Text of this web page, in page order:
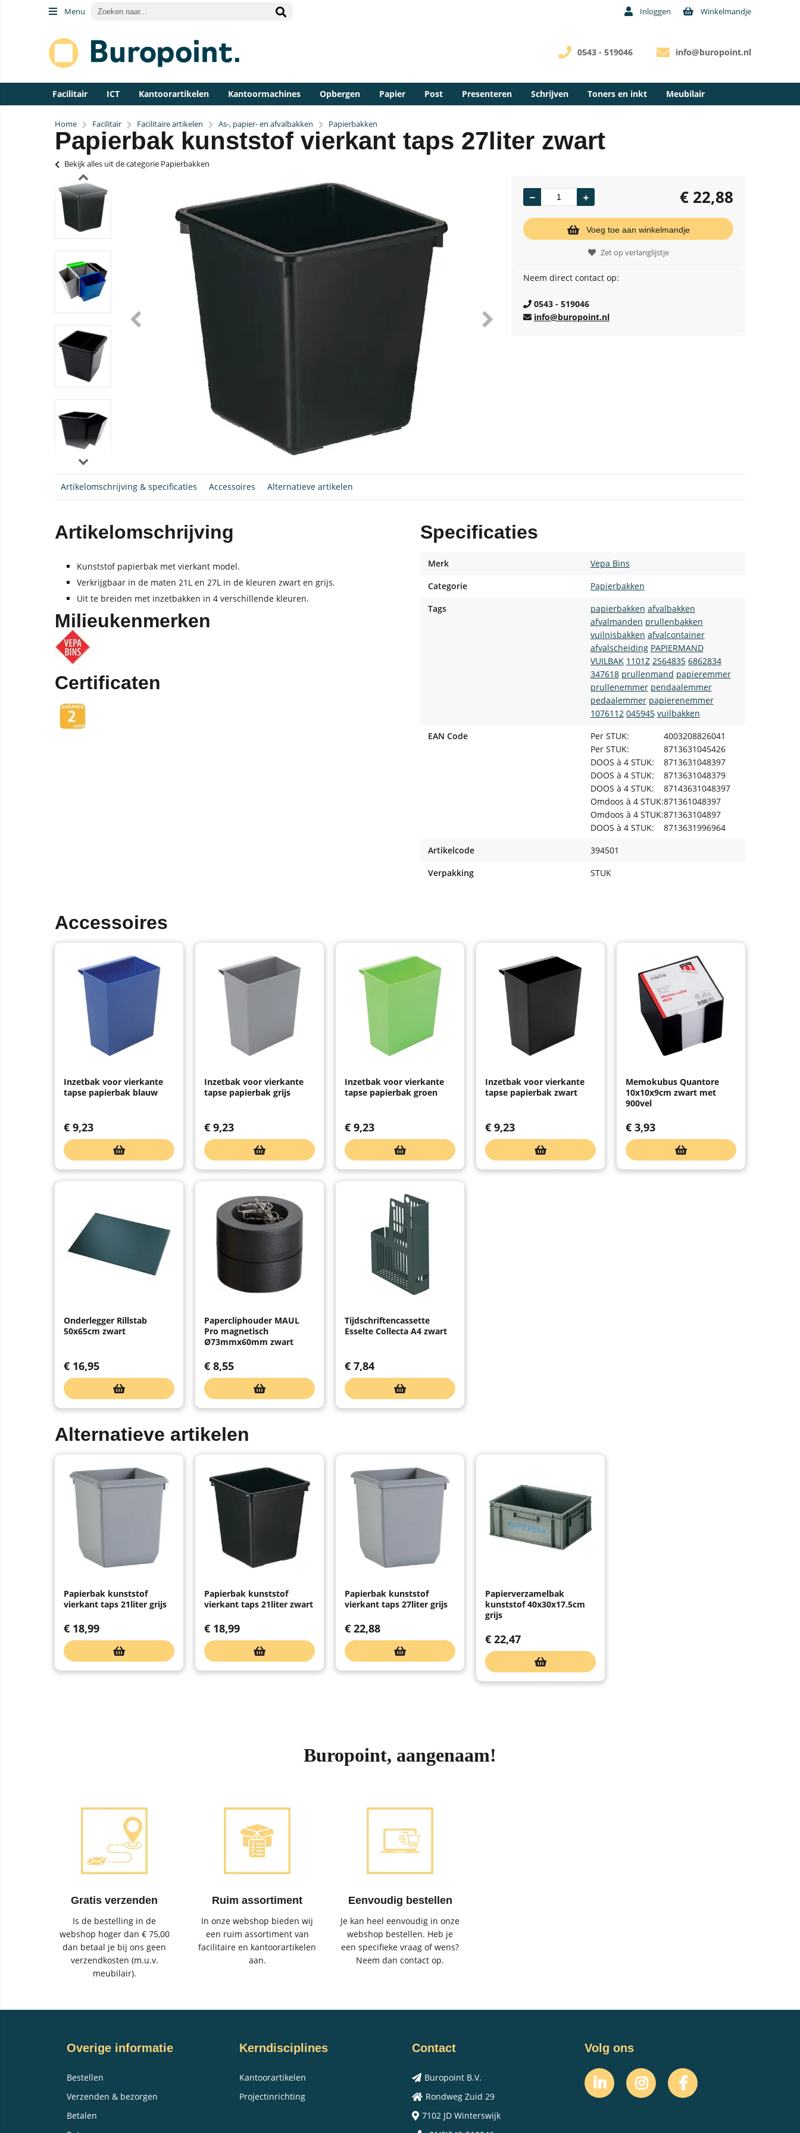
Menu Inloggen Winkelmandje
info@buropoint.nl
0543 - 519046
Facilitair ICT Kantoorartikelen Kantoormachines Opbergen Papier Post Presenteren Schrijven Toners en inkt Meubilair
Home Facilitair Facilitaire artikelen As-, papier- en afvalbakken Papierbakken
Papierbak kunststof vierkant taps 27liter zwart
Bekijk alles uit de categorie Papierbakken
€ 22,88
Voeg toe aan winkelmandje
Zet op verlanglijstje
Neem direct contact op:
0543 - 519046
info@buropoint.nl
Artikelomschrijving & specificaties Accessoires Alternatieve artikelen
Artikelomschrijving
Kunststof papierbak met vierkant model.
Verkrijgbaar in de maten 21L en 27L in de kleuren zwart en grijs.
Uit te breiden met inzetbakken in 4 verschillende kleuren.
Milieukenmerken
Certificaten
Specificaties
Merk
Vepa Bins
Categorie
Papierbakken
Tags
papierbakken afvalbakken
afvalmanden prullenbakken
vuilnisbakken afvalcontainer
afvalscheiding PAPIERMAND
VUILBAK 1101Z 2564835 6862834
347618 prullenmand papieremmer
prullenemmer pendaalemmer
pedaalemmer papierenemmer
1076112 045945 vuilbakken
EAN Code
Per STUK:
4003208826041
Per STUK:
8713631045426
DOOS à 4 STUK:
8713631048397
DOOS à 4 STUK:
8713631048379
DOOS à 4 STUK:
87143631048397
Omdoos à 4 STUK:871361048397
Omdoos à 4 STUK:871363104897
DOOS à 4 STUK:
8713631996964
Artikelcode
394501
Verpakking
STUK
Accessoires
Inzetbak voor vierkante
tapse papierbak blauw
€ 9,23
Inzetbak voor vierkante
tapse papierbak grijs
€ 9,23
Inzetbak voor vierkante
tapse papierbak groen
€ 9,23
Inzetbak voor vierkante
tapse papierbak zwart
€ 9,23
Memokubus Quantore
10x10x9cm zwart met
900vel
€ 3,93
Onderlegger Rillstab
50x65cm zwart
€ 16,95
Papercliphouder MAUL
Pro magnetisch
Ø73mmx60mm zwart
€ 8,55
Tijdschriftencassette
Esselte Collecta A4 zwart
€ 7,84
Alternatieve artikelen
Papierbak kunststof
vierkant taps 21liter grijs
€ 18,99
Papierbak kunststof
vierkant taps 21liter zwart
€ 18,99
Papierbak kunststof
vierkant taps 27liter grijs
€ 22,88
Papierverzamelbak
kunststof 40x30x17.5cm
grijs
€ 22,47
Buropoint, aangenaam!
Gratis verzenden
Is de bestelling in de
webshop hoger dan € 75,00
dan betaal je bij ons geen
verzendkosten (m.u.v.
meubilair).
Ruim assortiment
In onze webshop bieden wij
een ruim assortiment van
facilitaire en kantoorartikelen
aan.
Eenvoudig bestellen
Je kan heel eenvoudig in onze
webshop bestellen. Heb je
een specifieke vraag of wens?
Neem dan contact op.
Overige informatie
Bestellen
Verzenden & bezorgen
Betalen
Kerndisciplines
Kantoorartikelen
Projectinrichting
Contact
Buropoint B.V.
Rondweg Zuid 29
7102 JD Winterswijk
Volg ons